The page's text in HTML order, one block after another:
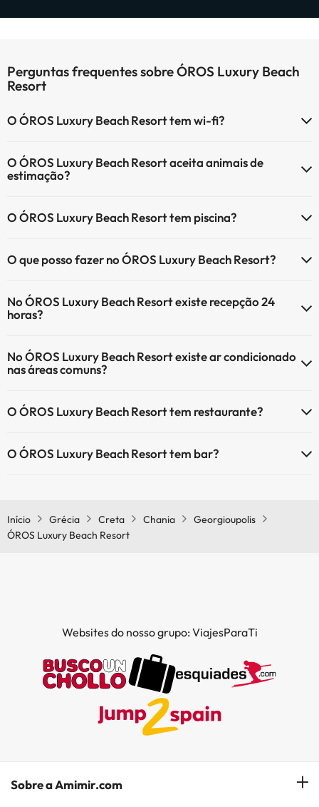
Perguntas frequentes sobre ÓROS Luxury Beach
Resort
O ÓROS Luxury Beach Resort tem wi-fi?
O ÓROS Luxury Beach Resort aceita animais de
estimação?
O ÓROS Luxury Beach Resort tem piscina?
adicional). Aqui tem mais info sobre a piscina e outras facilidades.
O que posso fazer no ÓROS Luxury Beach Resort?
(algumas podem ser pagas):
No ÓROS Luxury Beach Resort existe recepção 24
horas?
No ÓROS Luxury Beach Resort existe ar condicionado
nas áreas comuns?
comuns.
O ÓROS Luxury Beach Resort tem restaurante?
O ÓROS Luxury Beach Resort tem bar?
Início Grécia Creta Chania
Georgioupolis
ÓROS Luxury Beach Resort
Websites do nosso grupo: ViajesParaTi
Sobre a Amimir.com